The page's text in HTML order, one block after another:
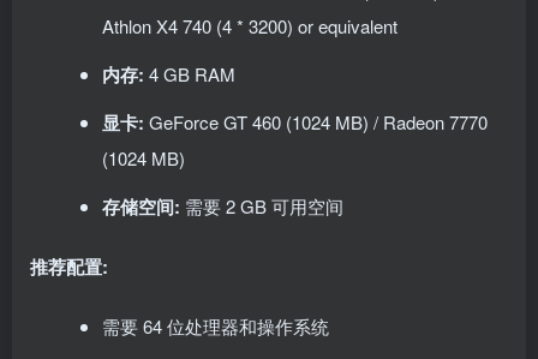
Athlon X4 740 (4 * 3200) or equivalent
内存: 4 GB RAM
显卡: GeForce GT 460 (1024 MB) / Radeon 7770
(1024 MB)
存储空间: 需要 2 GB 可用空间
推荐配置:
需要 64 位处理器和操作系统